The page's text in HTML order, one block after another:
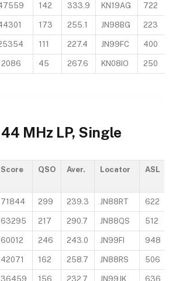
142 333.9 KN19AG 722
173 255.1 JN98BG 223
111 227.4 JN99FC 400
45 267.6 KN08IO 250
MHz LP, Single
Score QSO Aver. Locator ASL
71844 299 239.3 JN88RT 622
63295 217 290.7 JN88QS 512
60012 246 243.0 JN99FI 948
42071 162 258.7 JN88RS 506
36459 156 232.7 JN99JK 636